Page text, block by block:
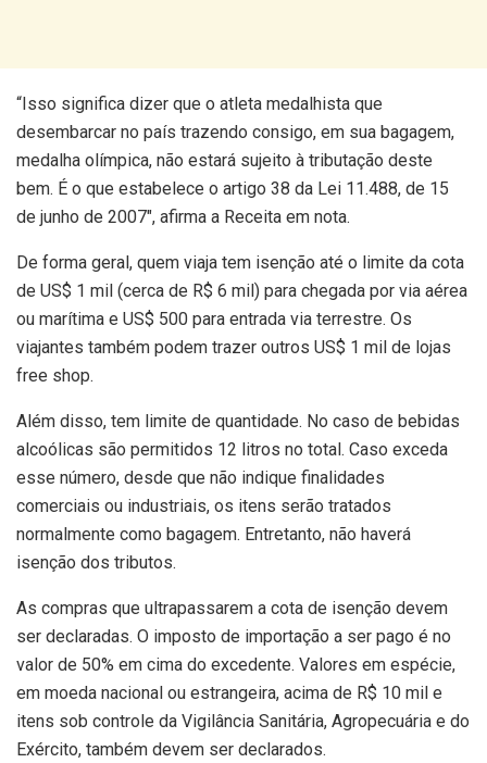
“Isso significa dizer que o atleta medalhista que
desembarcar no país trazendo consigo, em sua bagagem,
medalha olímpica, não estará sujeito à tributação deste
bem. É o que estabelece o artigo 38 da Lei 11.488, de 15
de junho de 2007″, afirma a Receita em nota.
De forma geral, quem viaja tem isenção até o limite da cota
de US$ 1 mil (cerca de R$ 6 mil) para chegada por via aérea
ou marítima e US$ 500 para entrada via terrestre. Os
viajantes também podem trazer outros US$ 1 mil de lojas
free shop.
Além disso, tem limite de quantidade. No caso de bebidas
alcoólicas são permitidos 12 litros no total. Caso exceda
esse número, desde que não indique finalidades
comerciais ou industriais, os itens serão tratados
normalmente como bagagem. Entretanto, não haverá
isenção dos tributos.
As compras que ultrapassarem a cota de isenção devem
ser declaradas. O imposto de importação a ser pago é no
valor de 50% em cima do excedente. Valores em espécie,
em moeda nacional ou estrangeira, acima de R$ 10 mil e
itens sob controle da Vigilância Sanitária, Agropecuária e do
Exército, também devem ser declarados.